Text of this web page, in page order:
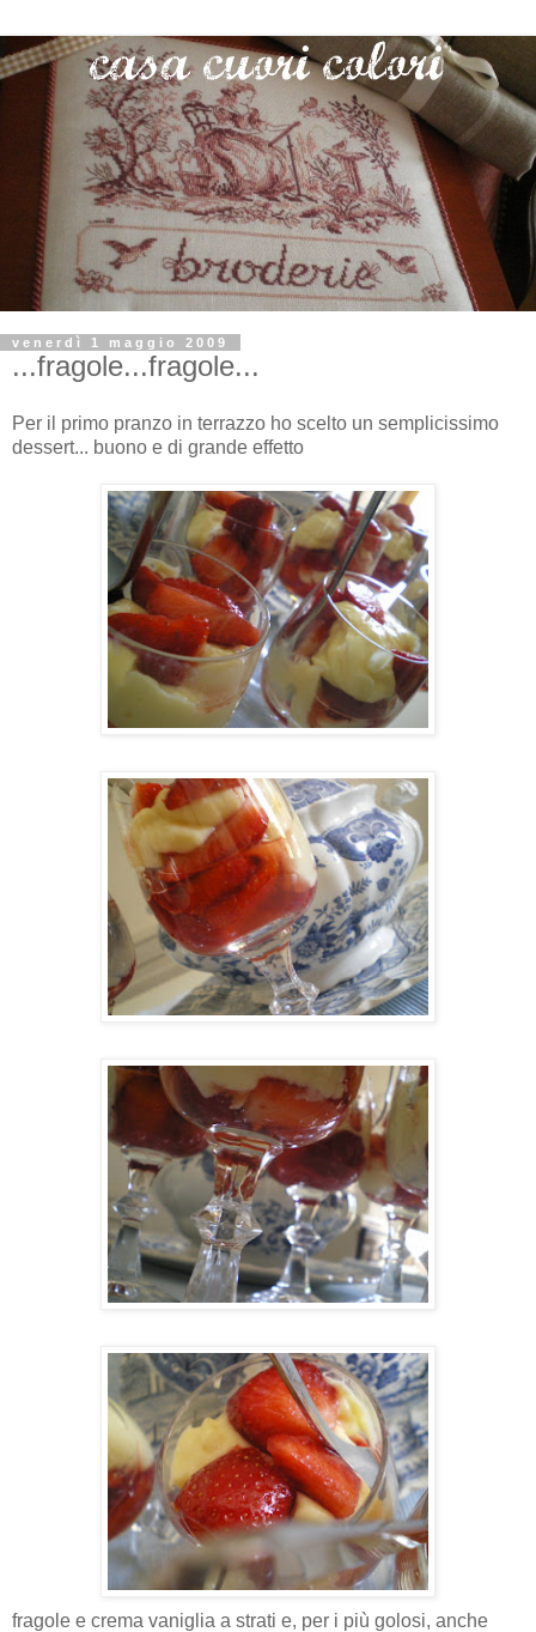
venerdì 1 maggio 2009
...fragole...fragole...
Per il primo pranzo in terrazzo ho scelto un semplicissimo
dessert... buono e di grande effetto
fragole e crema vaniglia a strati e, per i più golosi, anche